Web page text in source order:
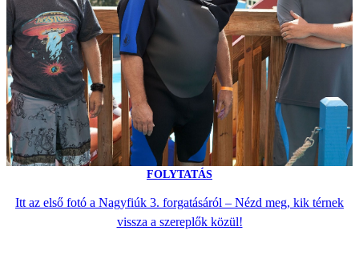
FOLYTATÁS
Itt az első fotó a Nagyfiúk 3. forgatásáról – Nézd meg, kik térnek
vissza a szereplők közül!